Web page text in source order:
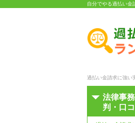
自分でやる過払い金
過払い金請求に強い
法律事
判・口コ